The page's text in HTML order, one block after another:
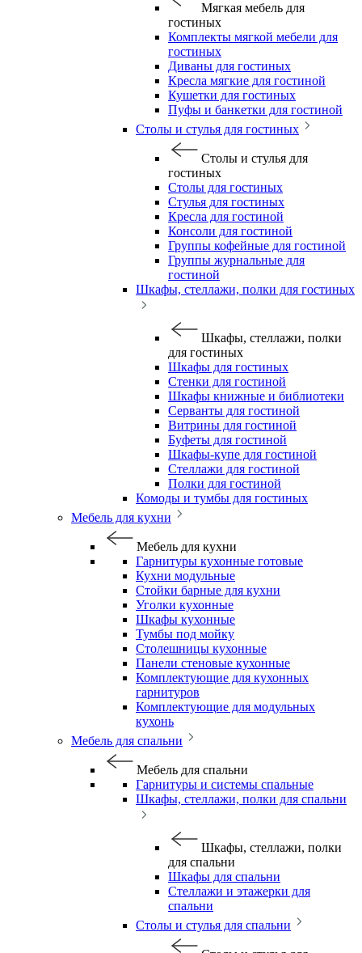
Мягкая мебель для
гостиных
Комплекты мягкой мебели для
гостиных
Диваны для гостиных
Кресла мягкие для гостиной
Кушетки для гостиных
Пуфы и банкетки для гостиной
Столы и стулья для гостиных
Столы и стулья для
гостиных
Столы для гостиных
Стулья для гостиных
Кресла для гостиной
Консоли для гостиной
Группы кофейные для гостиной
Группы журнальные для
гостиной
Шкафы, стеллажи, полки для гостиных
Шкафы, стеллажи, полки
для гостиных
Шкафы для гостиных
Стенки для гостиной
Шкафы книжные и библиотеки
Серванты для гостиной
Витрины для гостиной
Буфеты для гостиной
Шкафы-купе для гостиной
Стеллажи для гостиной
Полки для гостиной
Комоды и тумбы для гостиных
Мебель для кухни
Мебель для кухни
Гарнитуры кухонные готовые
Кухни модульные
Стойки барные для кухни
Уголки кухонные
Шкафы кухонные
Тумбы под мойку
Столешницы кухонные
Панели стеновые кухонные
Комплектующие для кухонных
гарнитуров
Комплектующие для модульных
кухонь
Мебель для спальни
Мебель для спальни
Гарнитуры и системы спальные
Шкафы, стеллажи, полки для спальни
Шкафы, стеллажи, полки
для спальни
Шкафы для спальни
Стеллажи и этажерки для
спальни
Столы и стулья для спальни